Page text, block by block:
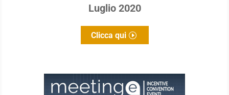
Luglio 2020
Clicca qui